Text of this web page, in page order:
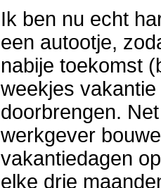
Ik ben nu echt
een autootje,
nabije toekomst
weekjes
doorbrengen. Net
werkgever
vakantiedagen
elke drie